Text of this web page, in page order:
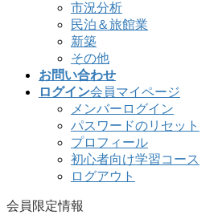
市況分析
民泊＆旅館業
新築
その他
お問い合わせ
ログイン会員マイページ
メンバーログイン
パスワードのリセット
プロフィール
初心者向け学習コース
ログアウト
会員限定情報